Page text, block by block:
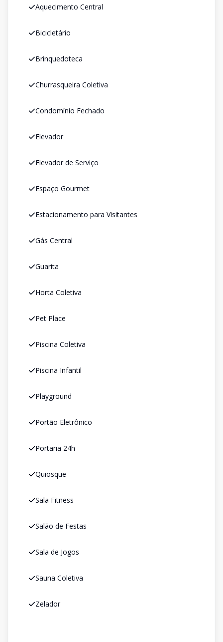
Aquecimento Central
Bicicletário
Brinquedoteca
Churrasqueira Coletiva
Condomínio Fechado
Elevador
Elevador de Serviço
Espaço Gourmet
Estacionamento para Visitantes
Gás Central
Guarita
Horta Coletiva
Pet Place
Piscina Coletiva
Piscina Infantil
Playground
Portão Eletrônico
Portaria 24h
Quiosque
Sala Fitness
Salão de Festas
Sala de Jogos
Sauna Coletiva
Zelador